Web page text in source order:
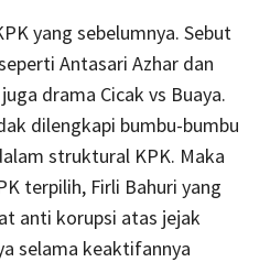
yang sebelumnya. Sebut
Antasari Azhar dan
drama Cicak vs Buaya.
dilengkapi bumbu-bumbu
struktural KPK. Maka
terpilih, Firli Bahuri yang
anti korupsi atas jejak
selama keaktifannya